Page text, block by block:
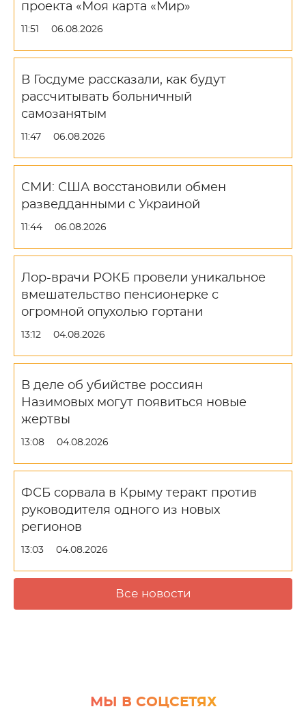
проекта «Моя карта «Мир»
11:51 06.08.2026
В Госдуме рассказали, как будут
рассчитывать больничный
самозанятым
11:47 06.08.2026
СМИ: США восстановили обмен
разведданными с Украиной
11:44 06.08.2026
Лор-врачи РОКБ провели уникальное
вмешательство пенсионерке с
огромной опухолью гортани
13:12 04.08.2026
В деле об убийстве россиян
Назимовых могут появиться новые
жертвы
13:08 04.08.2026
ФСБ сорвала в Крыму теракт против
руководителя одного из новых
регионов
13:03 04.08.2026
Все новости
МЫ В СОЦСЕТЯХ